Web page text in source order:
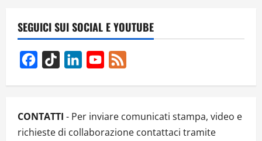
v
i
g
a
t
SEGUICI SUI SOCIAL E YOUTUBE
Facebook
TikTok LinkedInYouTube
CONTATTI - Per inviare comunicati stampa, video e
richieste di collaborazione contattaci tramite